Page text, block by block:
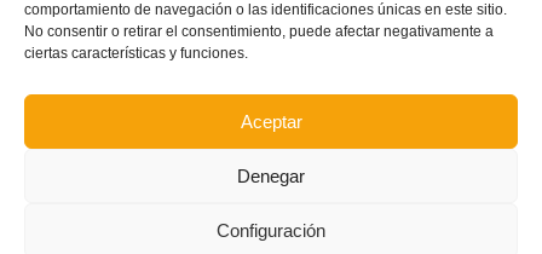
comportamiento de navegación o las identificaciones únicas en este sitio.
No consentir o retirar el consentimiento, puede afectar negativamente a
ciertas características y funciones.
Aceptar
Denegar
Configuración